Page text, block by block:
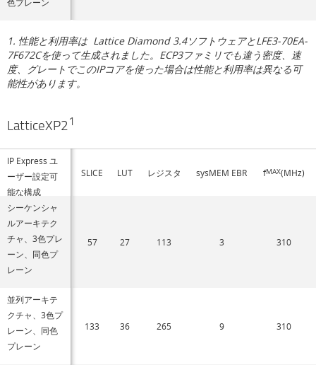
1. 性能と利用率は Lattice Diamond 3.4ソフトウェアとLFE3-70EA-
7F672Cを使って生成されました。ECP3ファミリでも違う密度、速
度、グレートでこのIPコアを使った場合は性能と利用率は異なる可
能性があります。
LatticeXP21
IP Express ユ
ーザー設定可
能な構成
SLICE LUT レジスタ sysMEM EBR fMAX(MHz)
シーケンシャ
ルアーキテク
チャ、3色プレ
ーン、同色プ
レーン
57 27 113 3 310
並列アーキテ
クチャ、3色プ
レーン、同色
プレーン
133 36 265 9 310